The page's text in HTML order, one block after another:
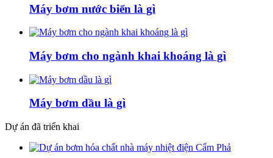
Máy bơm nước biển là gì
Máy bơm cho ngành khai khoáng là gì
Máy bơm dầu là gì
Dự án đã triển khai